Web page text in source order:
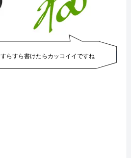
らすら書けたらカッコイイですね